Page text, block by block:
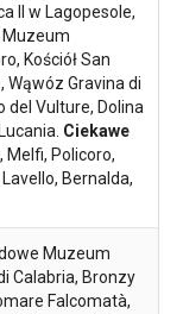
II w Lagopesole,
Muzeum
Kościół San
Wąwóz Gravina di
del Vulture, Dolina
Ciekawe
Melfi, Policoro,
Bernalda,
Muzeum
Calabria, Bronzy
Falcomatà,